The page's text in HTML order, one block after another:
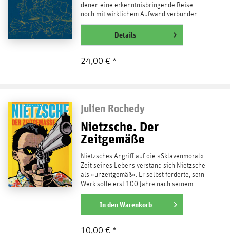
denen eine erkenntnisbringende Reise
noch mit wirklichem Aufwand verbunden
war. Als man noch...
weiterlesenDetails
24,00 € *
Julien Rochedy
Nietzsche. Der
Zeitgemäße
Nietzsches Angriff auf die »Sklavenmoral«
Zeit seines Lebens verstand sich Nietzsche
als »unzeitgemäß«. Er selbst forderte, sein
Werk solle erst 100 Jahre nach seinem
Tod...
weiterlesen
In denWarenkorb
10,00 € *